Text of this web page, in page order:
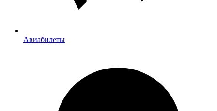
Авиабилеты